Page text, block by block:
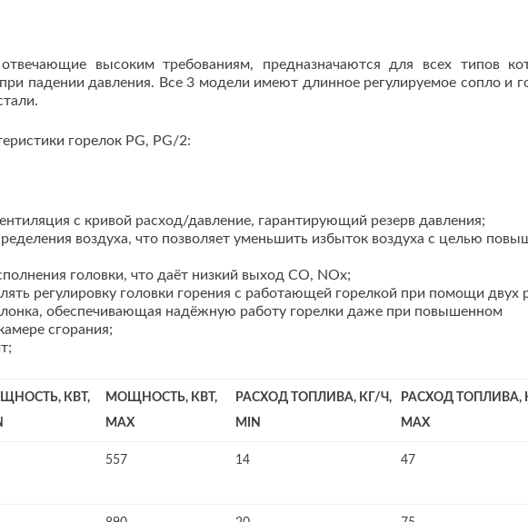
высоким требованиям, предназначаются для всех типов
падении давления. Все 3 модели имеют длинное регулируемое сопло и
горелок PG, PG/2:
с кривой расход/давление, гарантирующий резерв давления;
воздуха, что позволяет уменьшить избыток воздуха с целью
головки, что даёт низкий выход CO, NOx;
регулировку головки горения с работающей горелкой при помощи двух
обеспечивающая надёжную работу горелки даже при повышенном
сгорания;
КВТ,
МОЩНОСТЬ, КВТ,
MAX
РАСХОД ТОПЛИВА, КГ/Ч,
MIN
РАСХОД ТОПЛИВА,
MAX
557 14 47